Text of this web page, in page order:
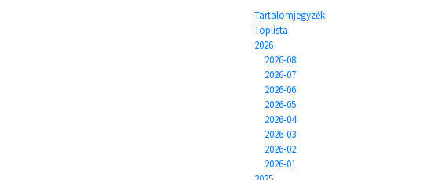
Tartalomjegyzék
Toplista
2026
2026-08
2026-07
2026-06
2026-05
2026-04
2026-03
2026-02
2026-01